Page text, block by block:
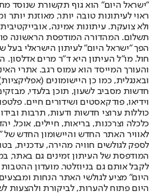
"ישראל היום" הוא גוף תקשורת שנוסד
ראוי לעיתונות טובה יותר, מאוזנת יותר
ולא צועקת. עיתונות אמינה,
הפך "ישראל היום" לעיתון הישראלי בעל
חול. מו"ל העיתון היא ד"ר מרים אדלסון.
והעורך המייסד הוא עמוס רגב. אתרי
חדשות מסביב לשעון, תוכן בלעדי,
וידיאו, פודקאסטים ושידורים חיים.
כוללות ערוצי חדשות ודעות, תרבות
לאוויר האתר החדש והיישומון החדש
לספק לגולשים חוויה מהירה, עדכנית,
המודפסת של העיתון זמינים גם באתר,
לקבל אותם גם בניוזלטר. מועדון
היום" מציע לגולשי האתר הנחות
היום פתוח להערות, לביקורת ולהצעות